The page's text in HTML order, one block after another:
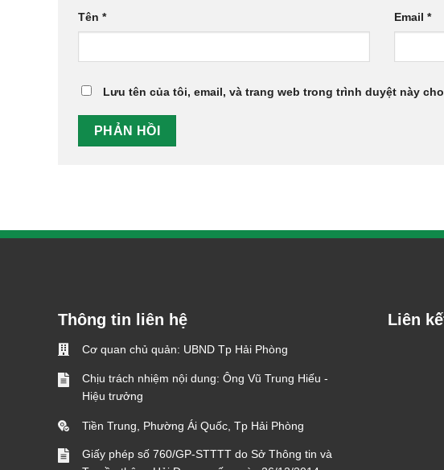
Tên * Email*
Lưu tên của tôi, email, và trang web trong trình duyệt này
Thông tin liên hệ
Cơ quan chủ quản: UBND Tp Hải Phòng
Chịu trách nhiệm nội dung: Ông Vũ Trung Hiếu -
Hiệu trưởng
Tiền Trung, Phường Ái Quốc, Tp Hải Phòng
Giấy phép số 760/GP-STTTT do Sở Thông tin và
Liên